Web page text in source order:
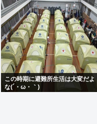
この時期に避難所生活は大変だよ
な(´・ω・｀)